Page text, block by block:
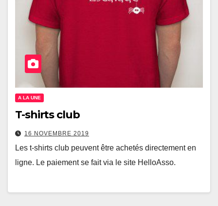
A LA UNE
T-shirts club
16 NOVEMBRE 2019
Les t-shirts club peuvent être achetés directement en
ligne. Le paiement se fait via le site HelloAsso.